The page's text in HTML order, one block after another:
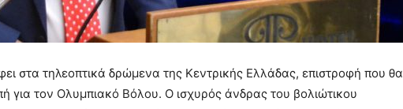
στα τηλεοπτικά δρώμενα της Κεντρικής Ελλάδας, επιστροφή που θα
για τον Ολυμπιακό Βόλου. Ο ισχυρός άνδρας του βολιώτικου